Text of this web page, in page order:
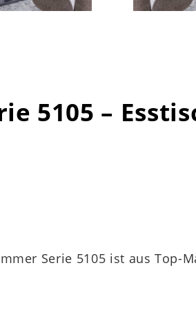
5105 –
Serie 5105 ist aus